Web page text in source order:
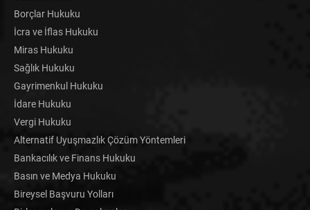
Borçlar Hukuku
İcra ve İflas Hukuku
Miras Hukuku
Sağlık Hukuku
Gayrimenkul Hukuku
İdare Hukuku
Vergi Hukuku
Alternatif Uyuşmazlık Çözüm Yöntemleri
Bankacılık ve Finans Hukuku
Basın ve Medya Hukuku
Bireysel Başvuru Yolları